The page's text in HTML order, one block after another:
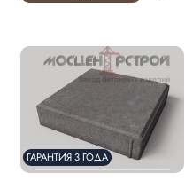
ГАРАНТИЯ 3 ГОДА